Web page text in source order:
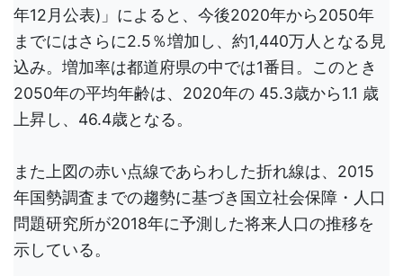
年12月公表)」によると、今後2020年から2050年
までにはさらに2.5％増加し、約1,440万人となる見
込み。増加率は都道府県の中では1番目。このとき
2050年の平均年齢は、2020年の 45.3歳から1.1 歳
上昇し、46.4歳となる。
また上図の赤い点線であらわした折れ線は、2015
年国勢調査までの趨勢に基づき国立社会保障・人口
問題研究所が2018年に予測した将来人口の推移を
示している。